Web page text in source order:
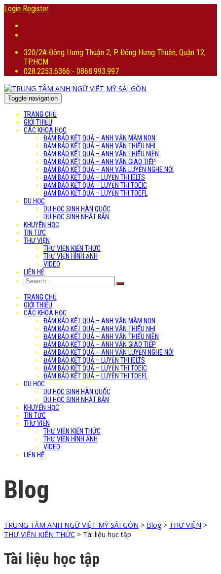
Login Register
320/2A Đông Hưng Thuận 2, P. Đông Hưng Thuận, Quận 12,
TP.HCM
028.2253.6366 - 0868.993.997
Toggle navigation
TRANG CHỦ
GIỚI THIỆU
CÁC KHÓA HỌC
ĐẢM BẢO KẾT QUẢ – ANH VĂN MẦM NON
ĐẢM BẢO KẾT QUẢ – ANH VĂN THIẾU NHI
ĐẢM BẢO KẾT QUẢ – ANH VĂN THIẾU NIÊN
ĐẢM BẢO KẾT QUẢ – ANH VĂN GIAO TIẾP
ĐẢM BẢO KẾT QUẢ – ANH VĂN LUYỆN NGHE NÓI
ĐẢM BẢO KẾT QUẢ – LUYỆN THI IELTS
ĐẢM BẢO KẾT QUẢ – LUYỆN THI TOEIC
ĐẢM BẢO KẾT QUẢ – LUYỆN THI TOEFL
DU HỌC
DU HỌC SINH HÀN QUỐC
DU HỌC SINH NHẬT BẢN
KHUYẾN HỌC
TIN TỨC
THƯ VIỆN
THƯ VIỆN KIẾN THỨC
THƯ VIỆN HÌNH ẢNH
VIDEO
LIÊN HỆ
TRANG CHỦ
GIỚI THIỆU
CÁC KHÓA HỌC
ĐẢM BẢO KẾT QUẢ – ANH VĂN MẦM NON
ĐẢM BẢO KẾT QUẢ – ANH VĂN THIẾU NHI
ĐẢM BẢO KẾT QUẢ – ANH VĂN THIẾU NIÊN
ĐẢM BẢO KẾT QUẢ – ANH VĂN GIAO TIẾP
ĐẢM BẢO KẾT QUẢ – ANH VĂN LUYỆN NGHE NÓI
ĐẢM BẢO KẾT QUẢ – LUYỆN THI IELTS
ĐẢM BẢO KẾT QUẢ – LUYỆN THI TOEIC
ĐẢM BẢO KẾT QUẢ – LUYỆN THI TOEFL
DU HỌC
DU HỌC SINH HÀN QUỐC
DU HỌC SINH NHẬT BẢN
KHUYẾN HỌC
TIN TỨC
THƯ VIỆN
THƯ VIỆN KIẾN THỨC
THƯ VIỆN HÌNH ẢNH
VIDEO
LIÊN HỆ
Blog
TRUNG TÂM ANH NGỮ VIỆT MỸ SÀI GÒN > Blog> THƯ VIỆN >
THƯ VIỆN KIẾN THỨC > Tài liệu học tập
Tài liệu học tập